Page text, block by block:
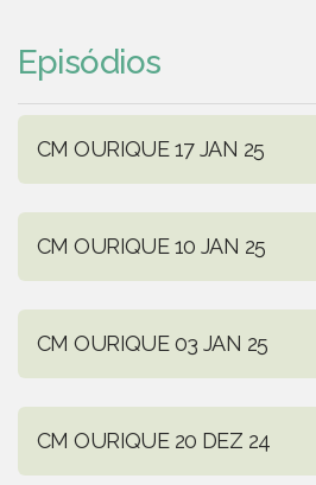
Episódios
CM OURIQUE 17 JAN 25
CM OURIQUE 10 JAN 25
CM OURIQUE 03 JAN 25
CM OURIQUE 20 DEZ 24